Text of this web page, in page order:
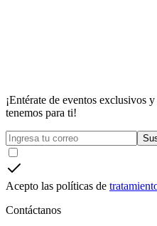
¡Entérate de eventos exclusivos
tenemos para ti!
Acepto las políticas de
Contáctanos